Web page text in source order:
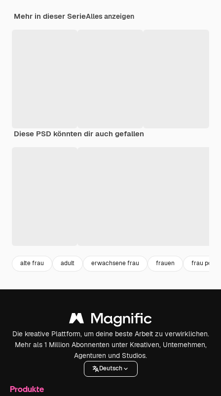
Mehr in dieser SerieAlles anzeigen
Diese PSD könnten dir auch gefallen
alte frau adult erwachsene frau frauen frau
Die kreative Plattform, um deine beste Arbeit zu verwirklichen.
Mehr als 1 Million Abonnenten unter Kreativen, Unternehmen,
Agenturen und Studios.
Deutsch
Produkte